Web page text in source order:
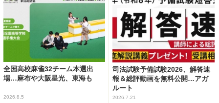
全国高校麻雀32チーム本選出
場…麻布や大阪星光、東海も
2026.8.5
司法試験予備試験2026、解答速
報＆総評動画を無料公開…アガ
ルート
2026.7.21